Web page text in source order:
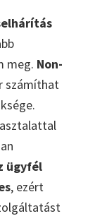
meg. Non-
számíthat
ügyfél
, ezért